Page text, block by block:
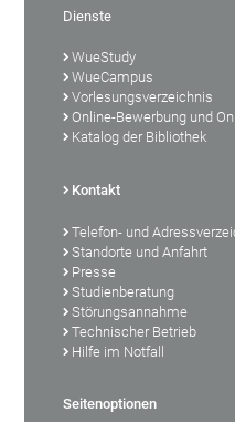
Dienste
WueStudy
WueCampus
Vorlesungsverzeichnis
Online-Bewerbung und
Katalog der Bibliothek
Kontakt
Telefon- und
Standorte und Anfahrt
Presse
Studienberatung
Störungsannahme
Technischer Betrieb
Hilfe im Notfall
Seitenoptionen